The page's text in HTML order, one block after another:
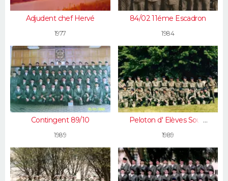
Adjudent chef Hervé
1977
84/02 11éme Escadron
1984
Contingent 89/10
1989
Peloton d' Elèves Sous-
Officier 88/12
1989